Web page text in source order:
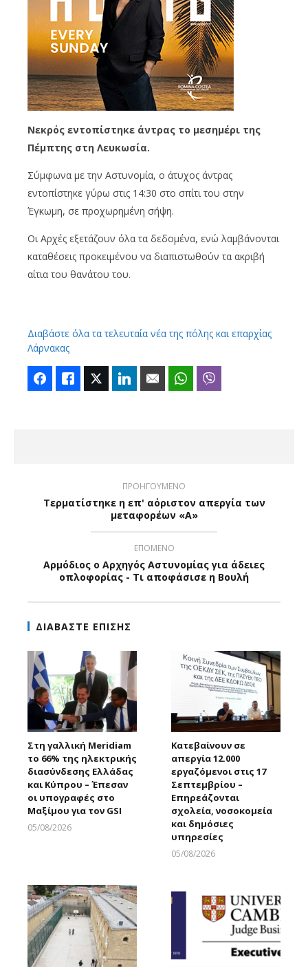
Νεκρός εντοπίστηκε άντρας το μεσημέρι της
Πέμπτης στη Λευκωσία.
Σύμφωνα με την Αστυνομία, ο άτυχος άντρας
εντοπίστηκε γύρω στις 14:30 στο σπίτι του στην
Έγκωμη, σε προχωρημένη σήψη.
Οι Αρχές εξετάζουν όλα τα δεδομένα, ενώ λαμβάνονται
καταθέσεις προκειμένου να διαπιστωθούν τα ακριβή
αίτια του θανάτου του.
Διαβάστε όλα τα τελευταία νέα της πόλης και επαρχίας
Λάρνακας
FacebookLike Twitter LinkedIn Email WhatsApp
ΠΡΟΗΓΟΥΜΕΝΟ
Τερματίστηκε η επ' αόριστον απεργία των
μεταφορέων «Α»
ΕΠΟΜΕΝΟ
Αρμόδιος ο Αρχηγός Αστυνομίας για άδειες
οπλοφορίας - Τι αποφάσισε η Βουλή
ΔΙΑΒΑΣΤΕ ΕΠΙΣΗΣ
Στη γαλλική Meridiam
το 66% της ηλεκτρικής
διασύνδεσης Ελλάδας
και Κύπρου – Έπεσαν
οι υπογραφές στο
Μαξίμου για τον GSI
05/08/2026
Κατεβαίνουν σε
απεργία 12.000
εργαζόμενοι στις 17
Σεπτεμβρίου –
Επηρεάζονται
σχολεία, νοσοκομεία
και δημόσιες
υπηρεσίες
05/08/2026